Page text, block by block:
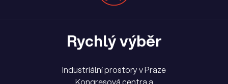
Rychlý výběr
Industriální prostory v Praze